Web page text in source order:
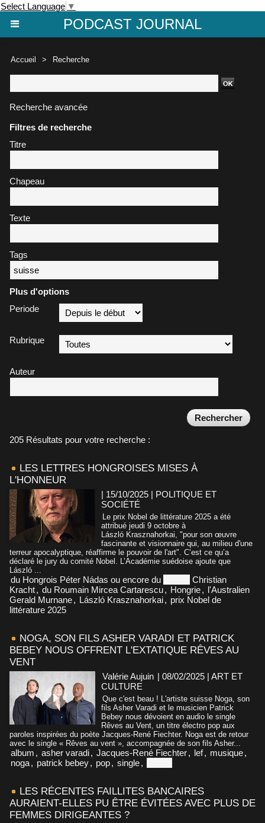
Select Language ▼
PODCAST JOURNAL
Accueil > Recherche
Recherche avancée
Filtres de recherche
Titre
Chapeau
Texte
Tags
Plus d'options
Periode
Rubrique
Auteur
205 Résultats pour votre recherche :
LES LETTRES HONGROISES MISES À
L'HONNEUR
| 15/10/2025 | POLITIQUE ET
SOCIÉTÉ
Le prix Nobel de littérature 2025 a été
attribué jeudi 9 octobre à
László Krasznahorkai, "pour son œuvre
fascinante et visionnaire qui, au milieu d'une
terreur apocalyptique, réaffirme le pouvoir de l'art". C’est ce qu’a
déclaré le jury du comité Nobel. L’Académie suédoise ajoute que
László ...
du Hongrois Péter Nádas ou encore du
Christian
Kracht, du Roumain Mircea Cartarescu, Hongrie, l'Australien
Gerald Murnane, László Krasznahorkai, prix Nobel de
littérature 2025
NOGA, SON FILS ASHER VARADI ET PATRICK
BEBEY NOUS OFFRENT L'EXTATIQUE RÊVES AU
VENT
Valérie Aujuin | 08/02/2025 | ART ET
CULTURE
Que c'est beau ! L'artiste suisse Noga, son
fils Asher Varadi et le musicien Patrick
Bebey nous dévoient en audio le single
Rêves au Vent, un titre électro pop aux
paroles inspirées du poète Jacques-René Fiechter. Noga est de retour
avec le single « Rêves au vent », accompagnée de son fils Asher...
album , asher varadi, Jacques-René Fiechter, lef, musique,
noga, patrick bebey, pop, single,
LES RÉCENTES FAILLITES BANCAIRES
AURAIENT-ELLES PU ÊTRE ÉVITÉES AVEC PLUS DE
FEMMES DIRIGEANTES ?